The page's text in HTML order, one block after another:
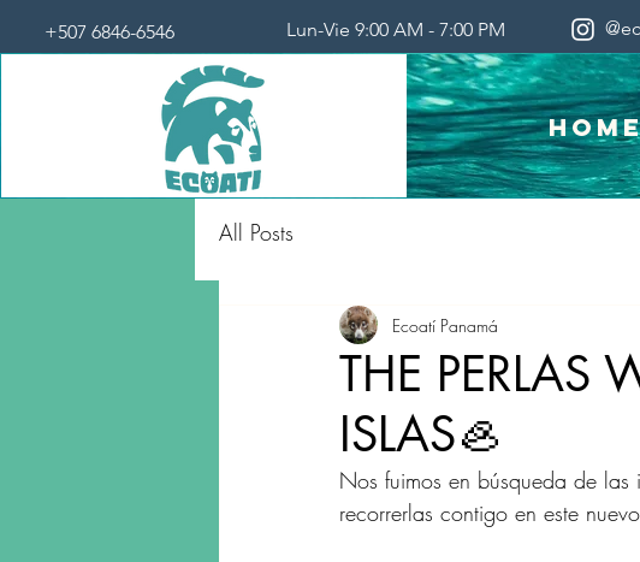
+507 6846-6546 Lun-Vie 9:00 AM - 7:00 PM
All Posts
THE PERLAS
ISLAS🦪
Ecoatí Panamá
Nos fuimos en búsqueda de las
recorrerlas contigo en este